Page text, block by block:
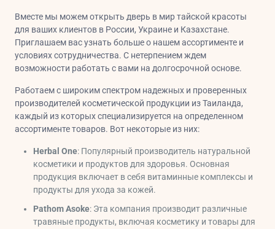
Вместе мы можем открыть дверь в мир тайской красоты
для ваших клиентов в России, Украине и Казахстане.
Приглашаем вас узнать больше о нашем ассортименте и
условиях сотрудничества. С нетерпением ждем
возможности работать с вами на долгосрочной основе.
Работаем с широким спектром надежных и проверенных
производителей косметической продукции из Таиланда,
каждый из которых специализируется на определенном
ассортименте товаров. Вот некоторые из них:
Herbal One: Популярный производитель натуральной
косметики и продуктов для здоровья. Основная
продукция включает в себя витаминные комплексы и
продукты для ухода за кожей.
Pathom Asoke: Эта компания производит различные
травяные продукты, включая косметику и товары для